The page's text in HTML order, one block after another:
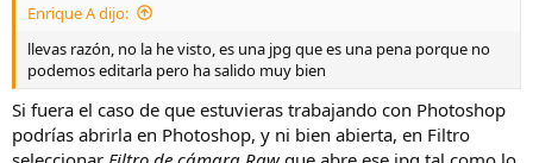
Enrique A dijo:
llevas razón, no la he visto, es una jpg que es una pena porque no
podemos editarla pero ha salido muy bien
Si fuera el caso de que estuvieras trabajando con Photoshop
podrías abrirla en Photoshop, y ni bien abierta, en Filtro